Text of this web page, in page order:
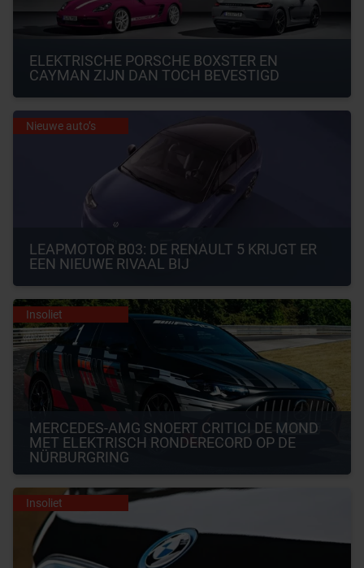
ELEKTRISCHE PORSCHE BOXSTER EN
CAYMAN ZIJN DAN TOCH BEVESTIGD
Nieuwe auto’s
LEAPMOTOR B03: DE RENAULT 5 KRIJGT ER
EEN NIEUWE RIVAAL BIJ
Insoliet
MERCEDES-AMG SNOERT CRITICI DE MOND
MET ELEKTRISCH RONDERECORD OP DE
NÜRBURGRING
Insoliet